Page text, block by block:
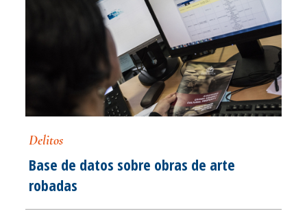
Delitos
Base de datos sobre obras de arte
robadas